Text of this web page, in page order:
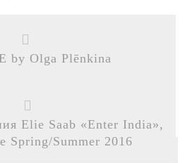
by Olga Plēnkina
Elie Saab «Enter India»,
Spring/Summer 2016